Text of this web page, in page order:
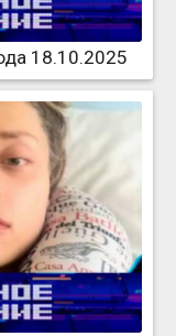
18.10.2025